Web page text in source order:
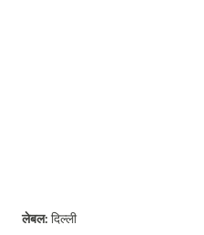
लेबल: दिल्ली